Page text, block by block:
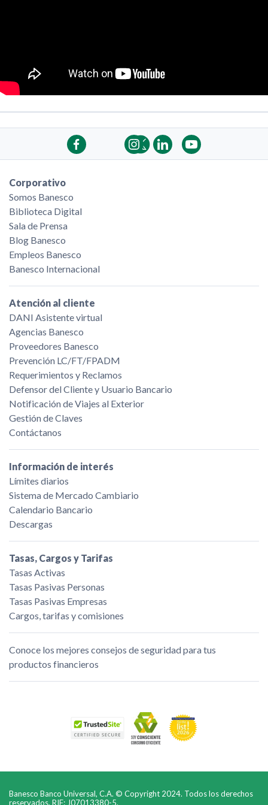
Corporativo
Somos Banesco
Biblioteca Digital
Sala de Prensa
Blog Banesco
Empleos Banesco
Banesco Internacional
Atención al cliente
DANI Asistente virtual
Agencias Banesco
Proveedores Banesco
Prevención LC/FT/FPADM
Requerimientos y Reclamos
Defensor del Cliente y Usuario Bancario
Notificación de Viajes al Exterior
Gestión de Claves
Contáctanos
Información de interés
Límites diarios
Sistema de Mercado Cambiario
Calendario Bancario
Descargas
Tasas, Cargos y Tarifas
Tasas Activas
Tasas Pasivas Personas
Tasas Pasivas Empresas
Cargos, tarifas y comisiones
Conoce los mejores consejos de seguridad para tus
productos financieros
Banesco Banco Universal, C.A. © Copyright 2024. Todos los derechos
reservados. RIF: J07013380-5.